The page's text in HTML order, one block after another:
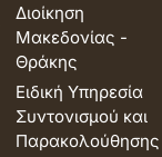
Διοίκηση
Μακεδονίας -
Θράκης
Ειδική Υπηρεσία
Συντονισμού και
Παρακολούθησης